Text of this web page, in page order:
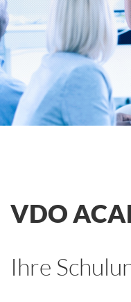
VDO
Ihre